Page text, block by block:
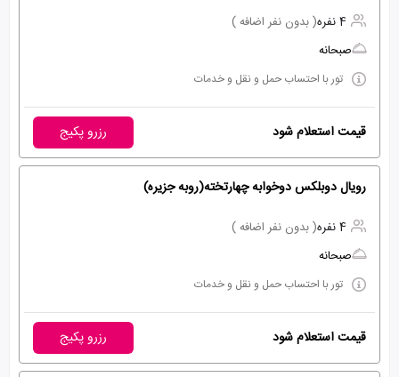
4 نفره
( بدون نفر اضافه )
صبحانه
تور با احتساب حمل و نقل و خدمات
قیمت استعلام شود رزرو پکیج
رویال دوبلکس دوخوابه چهارتخته(روبه جزیره)
4 نفره
( بدون نفر اضافه )
صبحانه
تور با احتساب حمل و نقل و خدمات
قیمت استعلام شود رزرو پکیج